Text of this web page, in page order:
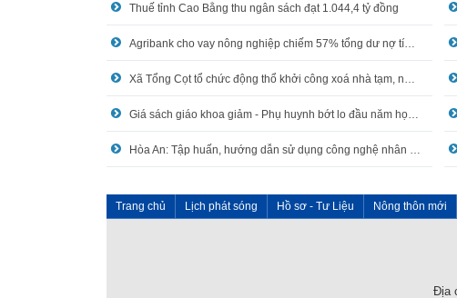
Thuế tỉnh Cao Bằng thu ngân sách đạt 1.044,4 tỷ đồng
Trang chủ Lịch phát sóng Hồ sơ - Tư Liệu Nông thôn mới
Địa